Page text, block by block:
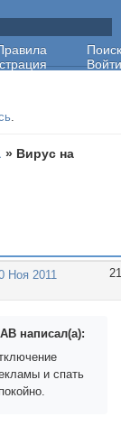
Поиск
Войти
.
» Вирус на
21
Ноя 2011
написал(а):
и спать